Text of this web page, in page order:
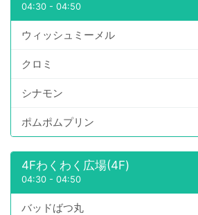
04:30 - 04:50
ウィッシュミーメル
クロミ
シナモン
ポムポムプリン
4Fわくわく広場(4F)
04:30 - 04:50
バッドばつ丸